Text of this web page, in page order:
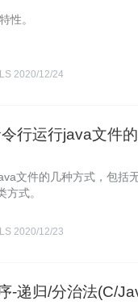
性。
2020/12/24
行运行java文件
文件的几种方式，包括
方式。
2020/12/23
-递归/分治法(C/